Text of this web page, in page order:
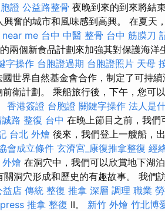
證 公益路整骨 夜晚到來的到來將結
奮的城市和風味感到高興。 在夏天
me 台中 中醫 整骨 台中 筋膜刀
兩個新食品計劃來加強其對保護海洋
字操作 台胞證過期 台胞證照片 天母
國世界自然基金會合作，制定了可持
衛計劃。 乘船旅行後，下午，您可
香港簽證 台胞證 關鍵字操作 法人是
路 整復 台中 在晚上節目之前，我們
台北 外燴 後來，我們登上一艘船，
會成立條件 玄濟宮_康復推拿整復 經
燴 在洞穴中，我們可以欣賞地下湖
關洞穴形成和歷史的有趣故事。 我
店 傳統 整復 推拿 深層 調理 職業
推拿 整復 II。 新竹 外燴 竹北博